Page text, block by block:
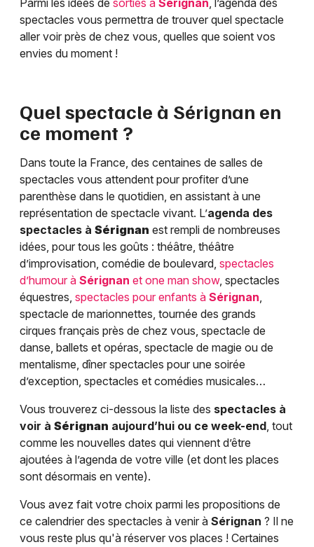
Parmi les idées de sorties à Sérignan, l’agenda des
spectacles vous permettra de trouver quel spectacle
aller voir près de chez vous, quelles que soient vos
envies du moment !
Quel spectacle à Sérignan en
ce moment ?
Dans toute la France, des centaines de salles de
spectacles vous attendent pour profiter d’une
parenthèse dans le quotidien, en assistant à une
représentation de spectacle vivant. L’agenda des
spectacles à Sérignan est rempli de nombreuses
idées, pour tous les goûts : théâtre, théâtre
d’improvisation, comédie de boulevard, spectacles
d’humour à Sérignan et one man show, spectacles
équestres, spectacles pour enfants à Sérignan,
spectacle de marionnettes, tournée des grands
cirques français près de chez vous, spectacle de
danse, ballets et opéras, spectacle de magie ou de
mentalisme, dîner spectacles pour une soirée
d’exception, spectacles et comédies musicales…
Vous trouverez ci-dessous la liste des spectacles à
voir à Sérignan aujourd’hui ou ce week-end, tout
comme les nouvelles dates qui viennent d’être
ajoutées à l’agenda de votre ville (et dont les places
sont désormais en vente).
Vous avez fait votre choix parmi les propositions de
ce calendrier des spectacles à venir à Sérignan ? Il ne
vous reste plus qu'à réserver vos places ! Certaines